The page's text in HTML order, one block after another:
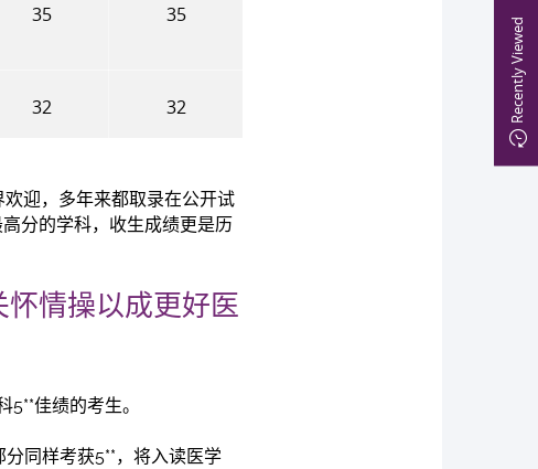
Recently Viewed
35 35
32 32
迎，多年来都取录在公开试
分的学科，收生成绩更是历
情操以成更好医
佳绩的考生。
同样考获5**，将入读医学